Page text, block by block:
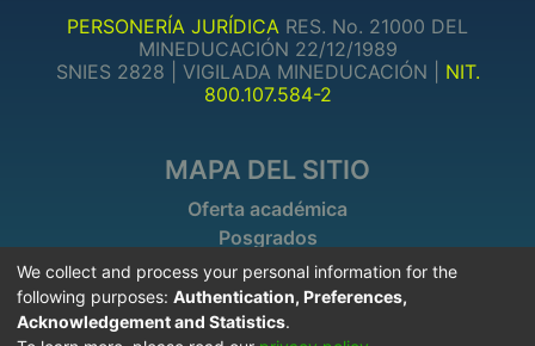
PERSONERÍA JURÍDICA RES. No. 21000 DEL
MINEDUCACIÓN 22/12/1989
SNIES 2828 | VIGILADA MINEDUCACIÓN | NIT.
800.107.584-2
MAPA DEL SITIO
Oferta académica
Posgrados
Investigaciones
We collect and process your personal information for the
following purposes: Authentication, Preferences,
Acknowledgement and Statistics.